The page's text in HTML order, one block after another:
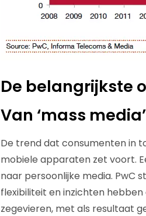
De belangrijkste
Van ‘mass
De trend dat consumenten in
mobiele apparaten zet voort.
naar persoonlijke media. PwC
flexibiliteit en inzichten
zegevieren, met als resultaat